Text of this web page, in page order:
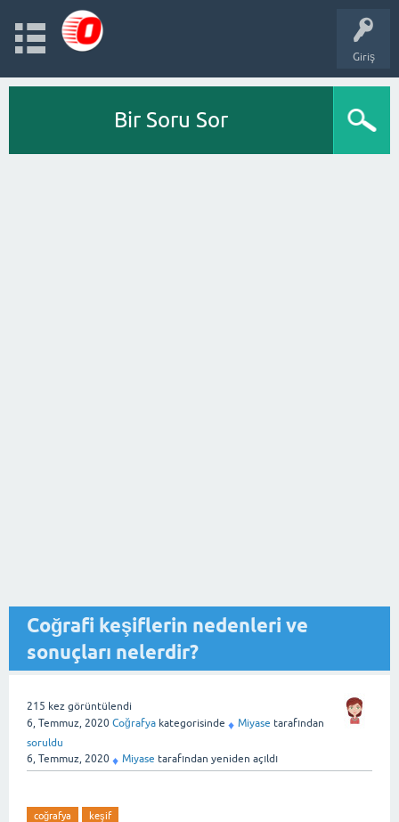
Giriş
Bir Soru Sor
Coğrafi keşiflerin nedenleri ve
sonuçları nelerdir?
215 kez görüntülendi
6, Temmuz, 2020 Coğrafya kategorisinde ♦ Miyase tarafından
soruldu
6, Temmuz, 2020 ♦ Miyase tarafından yeniden açıldı
coğrafya keşif